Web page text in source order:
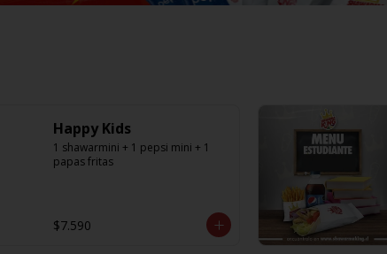
Happy Kids
1 shawarmini + 1 pepsi mini + 1
papas fritas
$7.590